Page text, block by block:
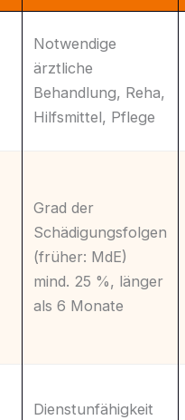
Notwendige
ärztliche
Behandlung, Reha,
Hilfsmittel, Pflege
Grad der
Schädigungsfolgen
(früher: MdE)
mind. 25 %, länger
als 6 Monate
Dienstunfähigkeit